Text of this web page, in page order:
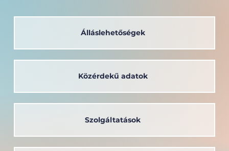
Álláslehetőségek
Szolgáltatások
Közérdekű adatok